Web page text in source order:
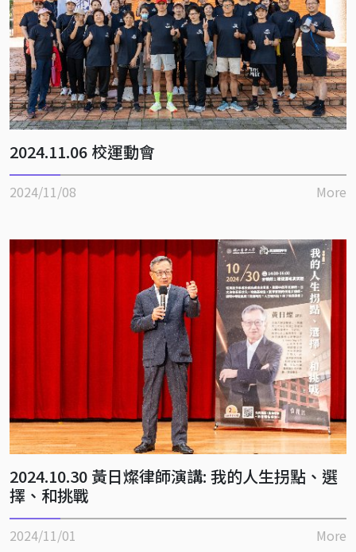
2024.11.06 校運動會
2024/11/08 More
2024.10.30 黃日燦律師演講: 我的人生拐點、選
擇、和挑戰
2024/11/01 More